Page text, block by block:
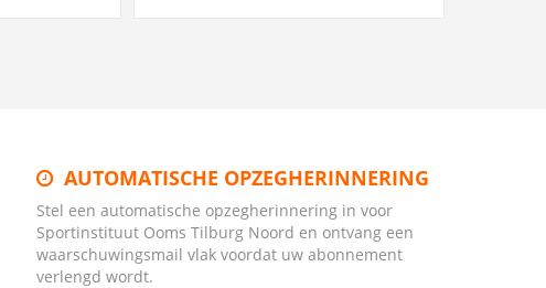
AUTOMATISCHE OPZEGHERINNERING
Stel een automatische opzegherinnering in voor
Sportinstituut Ooms Tilburg Noord en ontvang een
waarschuwingsmail vlak voordat uw abonnement
verlengd wordt.